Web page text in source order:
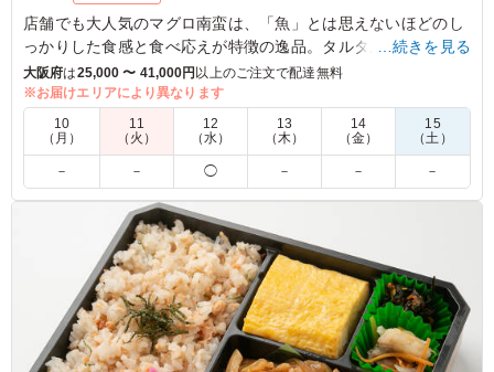
店舗でも大人気のマグロ南蛮は、「魚」とは思えないほどのし
っかりした食感と食べ応えが特徴の逸品。タルタルソースと相
性抜群で、ご飯が進みます！
※写真は「鮭と大葉の混ぜご飯」です。
※細心の注意を払い調理しておりますが、一から手作りをして
いるため「鮭と大葉の混ぜご飯」・「鯛めし」に小骨が混入し
ている場合があります。あらかじめご了承ください。
※写真は「普通盛」です。
※ご飯の種類を下記プルダウンよりお選びください。
株式会社ゆうゆう塾
コレが一番人気！マグロ南蛮って美味しすぎます。ちりめ
んご飯のも注文しますが、ご飯に合うお弁当です。全てに
入っている卵焼きが、優しく温かいお味で、大満足のお弁
…続きを見る
大阪府は25,000 〜 41,000円以上のご注文で配達無料
※お届けエリアにより異なります
10
（月）
11
（火）
12
（水）
13
（木）
14
（金）
15
（土）
－ － ◯ － － －